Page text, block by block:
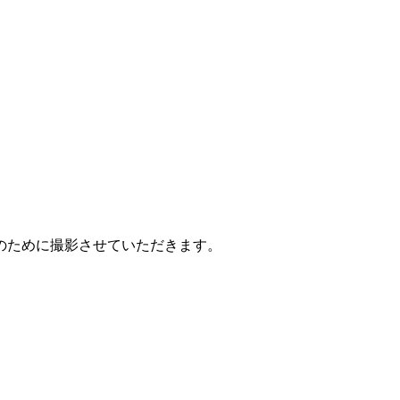
めに撮影させていただきます。